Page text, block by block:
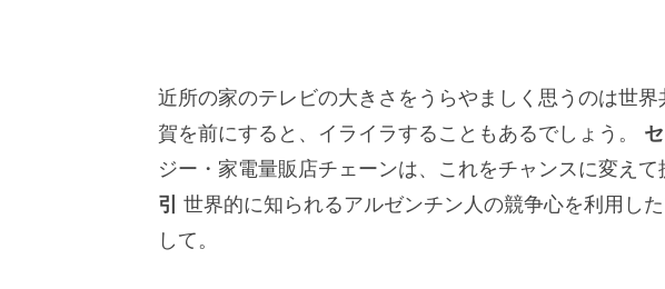
近所の家のテレビの大きさをうらやましく思うのは世
賀を前にすると、イライラすることもあるでしょう。
ジー・家電量販店チェーンは、これをチャンスに変えて
引 世界的に知られるアルゼンチン人の競争心を利用し
して。